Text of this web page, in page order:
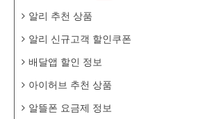
알리 추천 상품
알리 신규고객 할인쿠폰
배달앱 할인 정보
아이허브 추천 상품
알뜰폰 요금제 정보